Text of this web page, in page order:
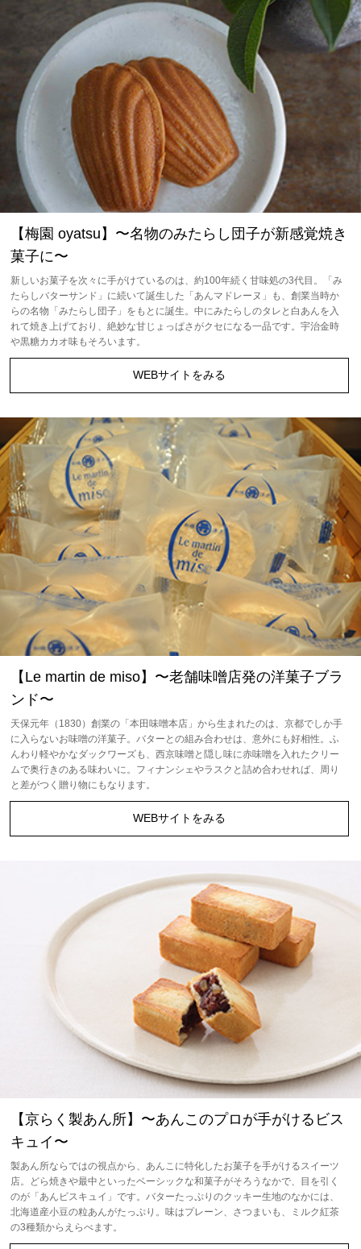
【梅園 oyatsu】〜名物のみたらし団子が新感覚焼き
菓子に〜
新しいお菓子を次々に手がけているのは、約100年続く甘味処の3代目。「み
たらしバターサンド」に続いて誕生した「あんマドレーヌ」も、創業当時か
らの名物「みたらし団子」をもとに誕生。中にみたらしのタレと白あんを入
れて焼き上げており、絶妙な甘じょっぱさがクセになる一品です。宇治金時
や黒糖カカオ味もそろいます。
WEBサイトをみる
【Le martin de miso】〜老舗味噌店発の洋菓子ブラ
ンド〜
天保元年（1830）創業の「本田味噌本店」から生まれたのは、京都でしか手
に入らないお味噌の洋菓子。バターとの組み合わせは、意外にも好相性。ふ
んわり軽やかなダックワーズも、西京味噌と隠し味に赤味噌を入れたクリー
ムで奥行きのある味わいに。フィナンシェやラスクと詰め合わせれば、周り
と差がつく贈り物にもなります。
WEBサイトをみる
【京らく製あん所】〜あんこのプロが手がけるビス
キュイ〜
製あん所ならではの視点から、あんこに特化したお菓子を手がけるスイーツ
店。どら焼きや最中といったベーシックな和菓子がそろうなかで、目を引く
のが「あんビスキュイ」です。バターたっぷりのクッキー生地のなかには、
北海道産小豆の粒あんがたっぷり。味はプレーン、さつまいも、ミルク紅茶
の3種類からえらべます。